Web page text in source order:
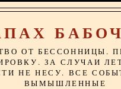
ОТ БЕССОННИЦЫ.
ЗА СЛУЧАИ
НЕ НЕСУ. ВСЕ
ВЫМЫШЛЕННЫЕ